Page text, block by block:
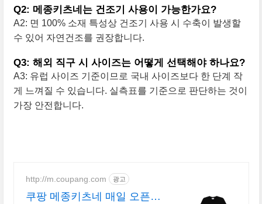
Q2: 메종키츠네는 건조기 사용이 가능한가요?
A2: 면 100% 소재 특성상 건조기 사용 시 수축이 발생할
수 있어 자연건조를 권장합니다.
Q3: 해외 직구 시 사이즈는 어떻게 선택해야 하나요?
A3: 유럽 사이즈 기준이므로 국내 사이즈보다 한 단계 작
게 느껴질 수 있습니다. 실측표를 기준으로 판단하는 것이
가장 안전합니다.
http://m.coupang.com 광고
쿠팡 메종키츠네 매일 오픈되